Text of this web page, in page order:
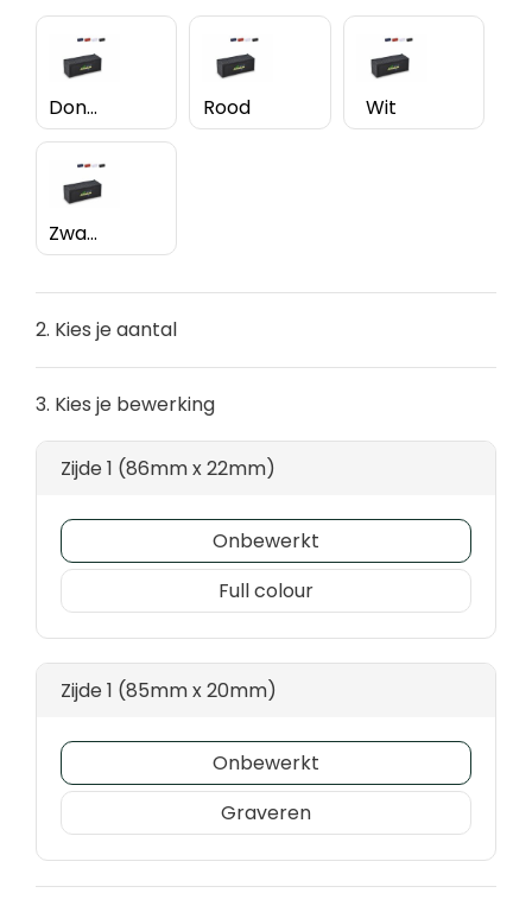
Donkerblauw Rood Wit
Zwart
2. Kies je aantal
3. Kies je bewerking
Zijde 1 (86mm x 22mm)
Onbewerkt
Full colour
Zijde 1 (85mm x 20mm)
Onbewerkt
Graveren